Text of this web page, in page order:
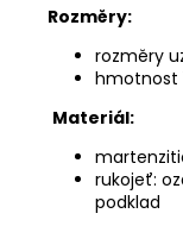
Rozměry:
rozměry
hmotnost
Materiál:
rukojeť:
podklad